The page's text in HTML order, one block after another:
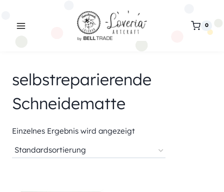
0
selbstreparierende
Schneidematte
Einzelnes Ergebnis wird angezeigt